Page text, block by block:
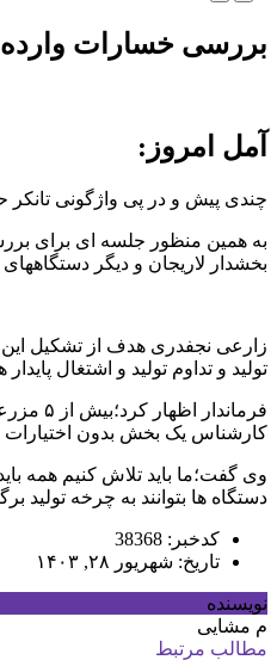
بررسی خسارات
آمل امروز:
چندی پیش و در پی واژگونی
به همین منظور جلسه ای برای
بخشدار لاریجان و دیگر دستگاههای مرتبط استانی و
زارعی نجفدری هدف از تشکیل این
تولید و تداوم تولید و اشتغال
کارشناس یک بخش بدون اختیارات
وی گفت؛ما باید تلاش کنیم همه
دستگاه ها بتوانند به چرخه تولید
کدخبر: 38368
تاریخ: شهریور ۲۸, ۱۴۰۳
نویسنده
م مشایی
مطالب مرتبط